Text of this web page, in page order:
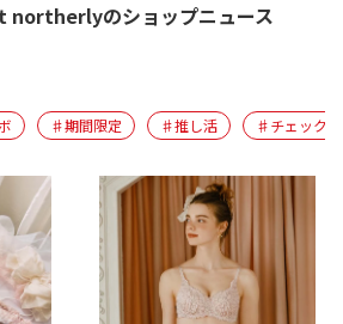
northerlyのショップニュース
♯期間限定 ♯推し活 ♯チェック柄